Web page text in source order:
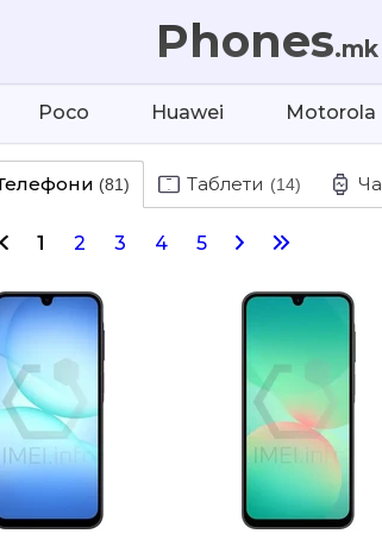
Phones.mk
Poco Huawei Motorola
(81) Таблети (14)
1 2 3 4 5